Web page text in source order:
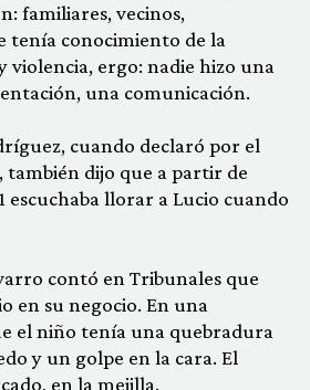
familiares, vecinos,
tenía conocimiento de la
violencia, ergo: nadie hizo una
una comunicación.
cuando declaró por el
también dijo que a partir de
escuchaba llorar a Lucio cuando
contó en Tribunales que
en su negocio. En una
el niño tenía una quebradura
y un golpe en la cara. El
en la mejilla.